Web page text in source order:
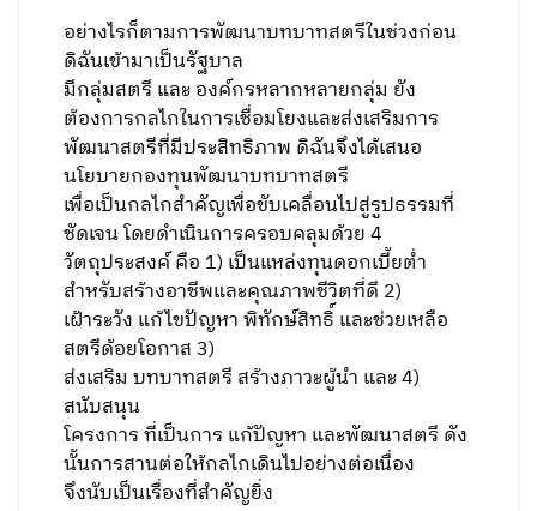
อย่างไรก็ตามการพัฒนาบทบาทสตรีในช่วงก่อน
ดิฉันเข้ามาเป็นรัฐบาล
มีกลุ่มสตรี และ องค์กรหลากหลายกลุ่ม ยัง
ต้องการกลไกในการเชื่อมโยงและส่งเสริมการ
พัฒนาสตรีที่มีประสิทธิภาพ ดิฉันจึงได้เสนอ
นโยบายกองทุนพัฒนาบทบาทสตรี
เพื่อเป็นกลไกสำคัญเพื่อขับเคลื่อนไปสู่รูปธรรมที่
ชัดเจน โดยดำเนินการครอบคลุมด้วย 4
วัตถุประสงค์ คือ 1) เป็นแหล่งทุนดอกเบี้ยต่ำ
สำหรับสร้างอาชีพและคุณภาพชีวิตที่ดี 2)
เฝ้าระวัง แก้ไขปัญหา พิทักษ์สิทธิ์ และช่วยเหลือ
สตรีด้อยโอกาส 3)
ส่งเสริม บทบาทสตรี สร้างภาวะผู้นำ และ 4)
สนับสนุน
โครงการ ที่เป็นการ แก้ปัญหา และพัฒนาสตรี ดัง
นั้นการสานต่อให้กลไกเดินไปอย่างต่อเนื่อง
จึงนับเป็นเรื่องที่สำคัญยิ่ง